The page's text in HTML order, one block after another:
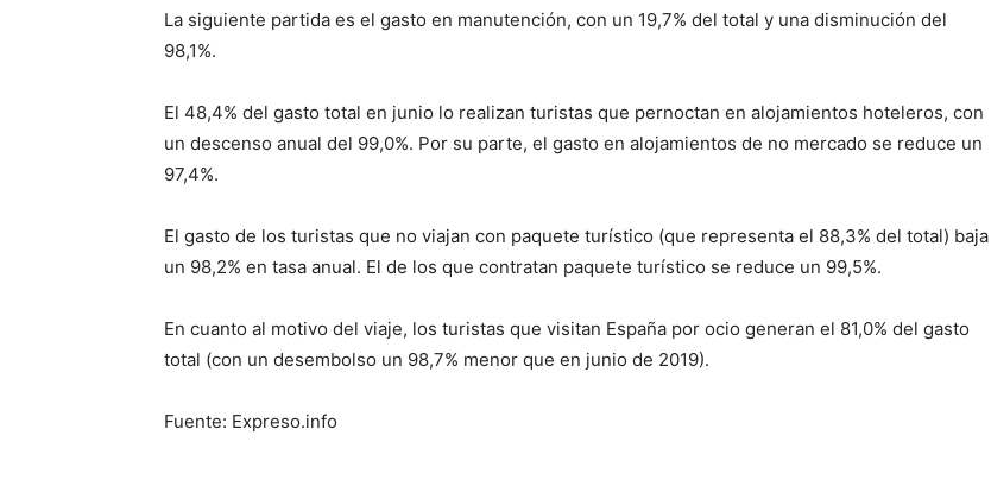
La siguiente partida es el gasto en manutención, con un 19,7% del total y una disminución del
98,1%.
El 48,4% del gasto total en junio lo realizan turistas que pernoctan en alojamientos hoteleros, con
un descenso anual del 99,0%. Por su parte, el gasto en alojamientos de no mercado se reduce un
97,4%.
El gasto de los turistas que no viajan con paquete turístico (que representa el 88,3% del total) baja
un 98,2% en tasa anual. El de los que contratan paquete turístico se reduce un 99,5%.
En cuanto al motivo del viaje, los turistas que visitan España por ocio generan el 81,0% del gasto
total (con un desembolso un 98,7% menor que en junio de 2019).
Fuente: Expreso.info